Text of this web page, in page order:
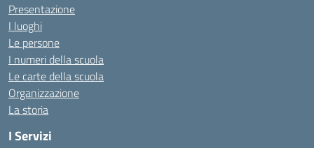
Presentazione
I luoghi
Le persone
I numeri della scuola
Le carte della scuola
Organizzazione
La storia
I Servizi